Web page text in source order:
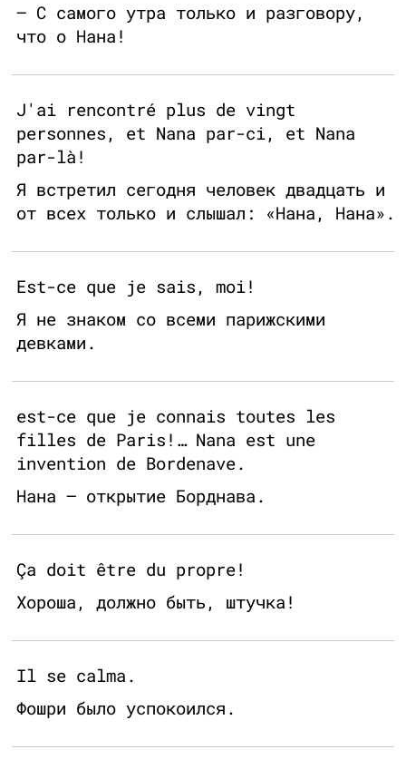
— С самого утра только и разговору,
что о Нана!
J'ai rencontré plus de vingt
personnes, et Nana par-ci, et Nana
par-là!
Я встретил сегодня человек двадцать и
от всех только и слышал: «Нана, Нана».
Est-ce que je sais, moi!
Я не знаком со всеми парижскими
девками.
est-ce que je connais toutes les
filles de Paris!… Nana est une
invention de Bordenave.
Нана — открытие Борднава.
Ça doit être du propre!
Хороша, должно быть, штучка!
Il se calma.
Фошри было успокоился.